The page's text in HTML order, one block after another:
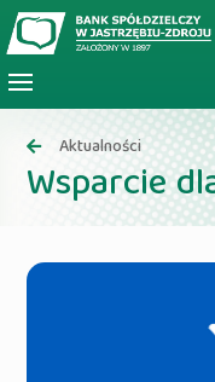
Aktualności
Wsparcie